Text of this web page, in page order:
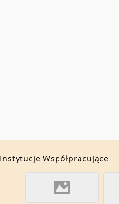
Instytucje Współpracujące